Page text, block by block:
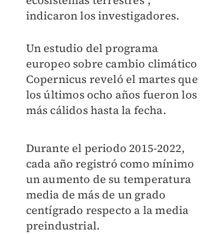
indicaron los investigadores.
Un estudio del programa
europeo sobre cambio climático
Copernicus reveló el martes que
los últimos ocho años fueron los
más cálidos hasta la fecha.
Durante el periodo 2015-2022,
cada año registró como mínimo
un aumento de su temperatura
media de más de un grado
centígrado respecto a la media
preindustrial.